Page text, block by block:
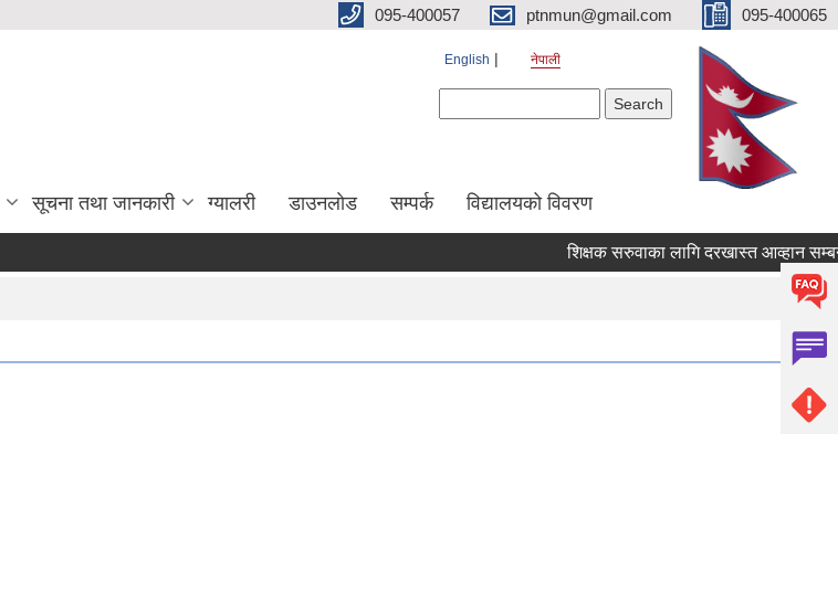
095-400057 ptnmun@gmail.com 095-400065
English नेपाली
सूचना तथा जानकारी ग्यालरी डाउनलाेड सम्पर्क विद्यालयको विवरण
शिक्षक सरुवाका लागि दरखास्त आव्हान सम्बन्धी